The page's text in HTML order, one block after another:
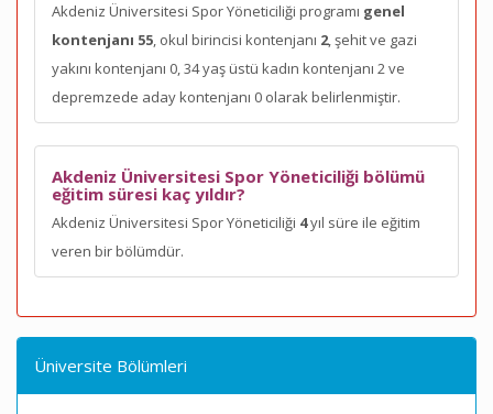
Akdeniz Üniversitesi Spor Yöneticiliği programı genel
kontenjanı 55, okul birincisi kontenjanı 2, şehit ve gazi
yakını kontenjanı 0, 34 yaş üstü kadın kontenjanı 2 ve
depremzede aday kontenjanı 0 olarak belirlenmiştir.
Akdeniz Üniversitesi Spor Yöneticiliği bölümü
eğitim süresi kaç yıldır?
Akdeniz Üniversitesi Spor Yöneticiliği 4yıl süre ile eğitim
veren bir bölümdür.
Üniversite Bölümleri